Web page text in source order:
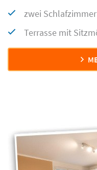
zwei Schlafzimmer
Terrasse mit